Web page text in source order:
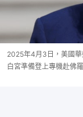
2025年4月3日，美國
白宮準備登上專機赴佛